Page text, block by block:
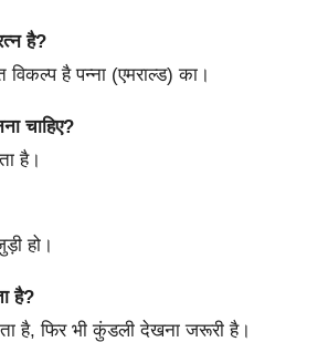
है?
है पन्ना (एमराल्ड) का।
चाहिए?
है।
हो।
है?
है, फिर भी कुंडली देखना जरूरी है।